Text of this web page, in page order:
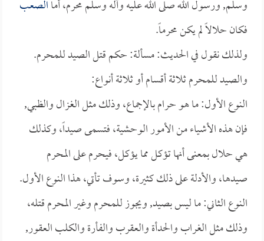
وسلم, ورسول الله صلى الله عليه وآله وسلم محرم، أماالصعب
فكان حلالاً لم يكن محرماً.
ولذلك نقول في الحديث: مسألة: حكم قتل الصيد للمحرم.
والصيد للمحرم ثلاثة أقسام أو ثلاثة أنواع:
النوع الأول: ما هو حرام بالإجماع، وذلك مثل الغزال والظبي,
فإن هذه الأشياء من الأمور الوحشية، فتسمى صيداً، وكذلك
هي حلال بمعنى أنها تؤكل مما يؤكل، فيحرم على المحرم
صيدها، والأدلة على ذلك كثيرة، وسوف تأتي، هذا النوع الأول.
النوع الثاني: ما ليس بصيد, ويجوز للمحرم وغير المحرم قتله،
وذلك مثل الغراب والحدأة والعقرب والفأرة والكلب العقور,